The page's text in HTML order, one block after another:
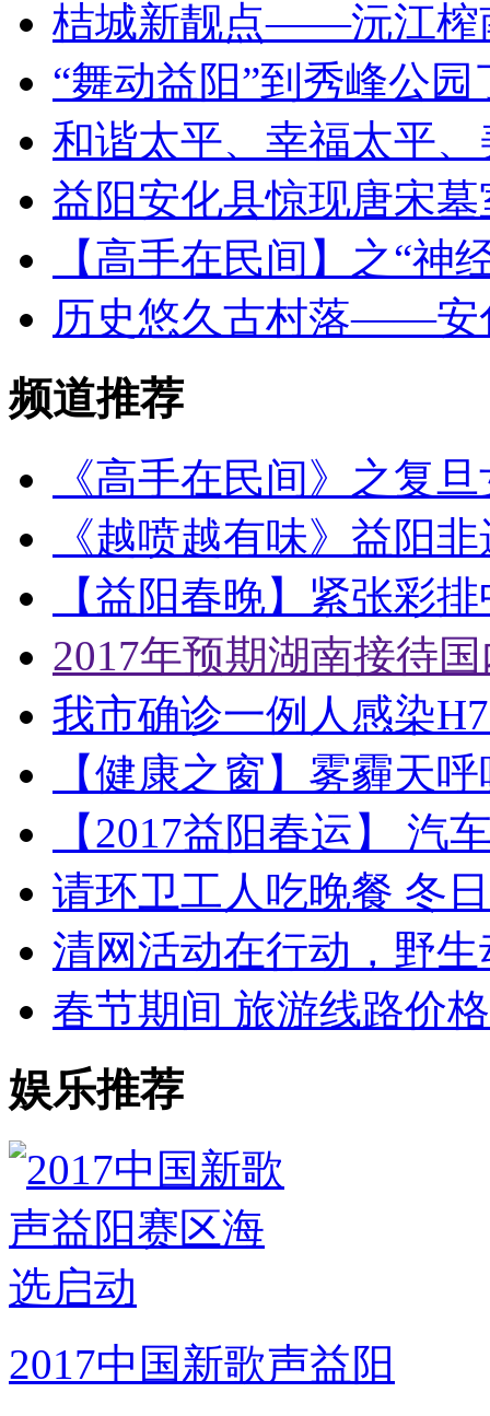
桔城新靓点——沅江​榨
“舞动益阳”到秀峰公
和谐太平、幸福太平
益阳安化县惊现唐宋
【高手在民间】之“神
历史悠久古村落——安
频道推荐
《高手在民间》之复
《越喷越有味》益阳
【益阳春晚】紧张彩
2017年预期湖南接待
我市确诊一例人感染
【健康之窗】雾霾天
【2017益阳春运】 汽
请环卫工人吃晚餐 冬
清网活动在行动，野
春节期间 旅游线路价
娱乐推荐
2017中国新歌声益阳